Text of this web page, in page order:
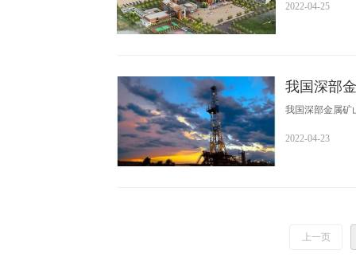
2022-04-25
我国深部
我国深部金属矿
2022-04-23
上一页